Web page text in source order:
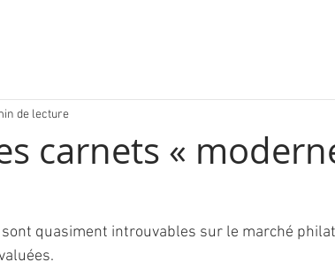
carnets «
de lecture
quasiment introuvables sur le marché